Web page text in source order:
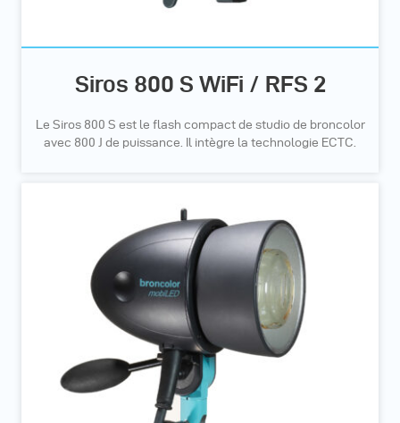
Siros 800 S WiFi / RFS 2
Le Siros 800 S est le flash compact de studio de broncolor
avec 800 J de puissance. Il intègre la technologie ECTC.